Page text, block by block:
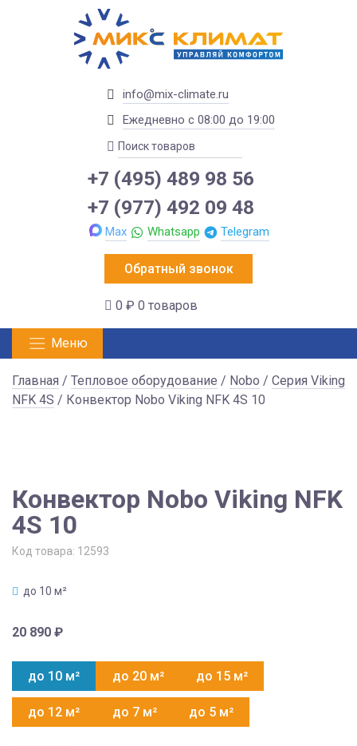
info@mix-climate.ru
Ежедневно с 08:00 до 19:00
+7 (495) 489 98 56
+7 (977) 492 09 48
Max Whatsapp Telegram
Обратный звонок
0 ₽ 0 товаров
Меню
Главная / Тепловое оборудование / Nobo / Серия Viking
NFK 4S / Конвектор Nobo Viking NFK 4S 10
Конвектор Nobo Viking NFK
4S 10
Код товара: 12593
до 10 м²
20 890 ₽
до 10 м² до 20 м² до 15 м²
до 12 м² до 7 м² до 5 м²